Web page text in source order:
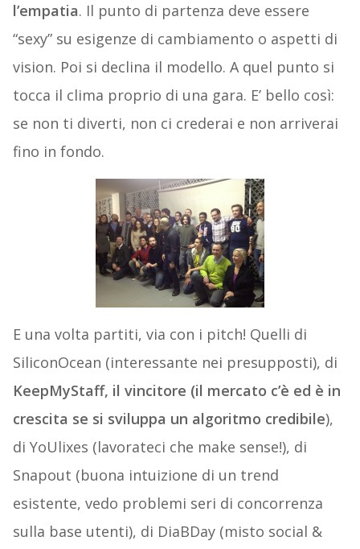
l’empatia. Il punto di partenza deve essere
“sexy” su esigenze di cambiamento o aspetti di
vision. Poi si declina il modello. A quel punto si
tocca il clima proprio di una gara. E’ bello così:
se non ti diverti, non ci crederai e non arriverai
fino in fondo.
E una volta partiti, via con i pitch! Quelli di
SiliconOcean (interessante nei presupposti), di
KeepMyStaff, il vincitore (il mercato c’è ed è in
crescita se si sviluppa un algoritmo credibile),
di YoUlixes (lavorateci che make sense!), di
Snapout (buona intuizione di un trend
esistente, vedo problemi seri di concorrenza
sulla base utenti), di DiaBDay (misto social &